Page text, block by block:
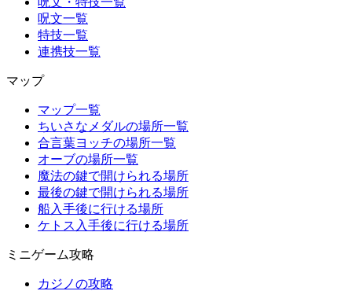
呪文一覧
特技一覧
連携技一覧
マップ
マップ一覧
ちいさなメダルの場所一覧
合言葉ヨッチの場所一覧
オーブの場所一覧
魔法の鍵で開けられる場所
最後の鍵で開けられる場所
船入手後に行ける場所
ケトス入手後に行ける場所
ミニゲーム攻略
カジノの攻略